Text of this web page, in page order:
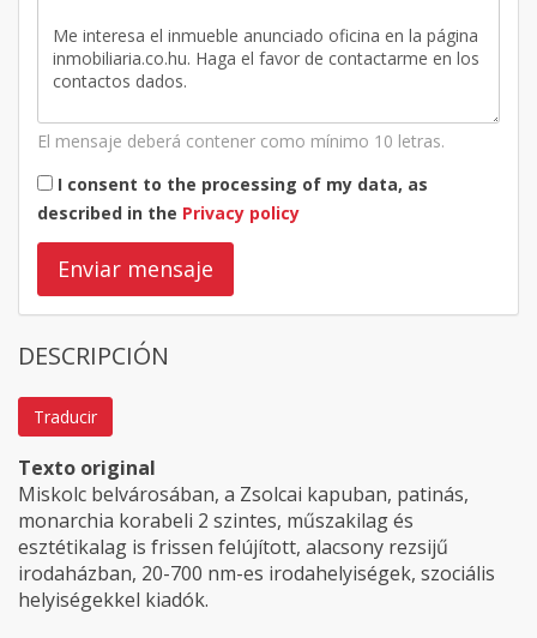
El mensaje deberá contener como mínimo 10 letras.
I consent to the processing of my data, as
described in the Privacy policy
Enviar mensaje
DESCRIPCIÓN
Traducir
Texto original
Miskolc belvárosában, a Zsolcai kapuban, patinás,
monarchia korabeli 2 szintes, műszakilag és
esztétikalag is frissen felújított, alacsony rezsijű
irodaházban, 20-700 nm-es irodahelyiségek, szociális
helyiségekkel kiadók.